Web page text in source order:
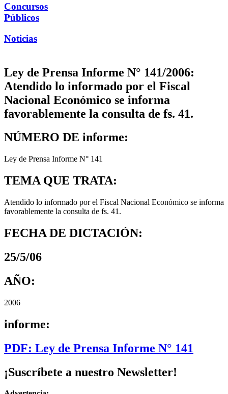
Concursos
Públicos
Noticias
Ley de Prensa Informe N° 141/2006:
Atendido lo informado por el Fiscal
Nacional Económico se informa
favorablemente la consulta de fs. 41.
NÚMERO DE informe:
Ley de Prensa Informe N° 141
TEMA QUE TRATA:
Atendido lo informado por el Fiscal Nacional Económico se informa
favorablemente la consulta de fs. 41.
FECHA DE DICTACIÓN:
25/5/06
AÑO:
2006
informe:
PDF: Ley de Prensa Informe N° 141
¡Suscríbete a nuestro Newsletter!